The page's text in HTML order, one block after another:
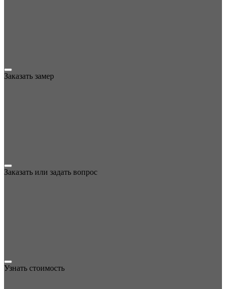
Заказать замер
Заказать или задать вопрос
Узнать стоимость